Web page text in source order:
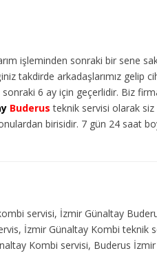
işleminden sonraki bir sene
takdirde arkadaşlarımız gelip
sonraki 6 ay için geçerlidir. Biz
Buderus teknik servisi olarak
birisidir. 7 gün 24 saat
servisi, İzmir Günaltay
İzmir Günaltay Kombi teknik
Kombi servisi, Buderus